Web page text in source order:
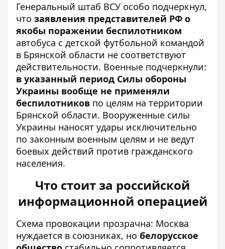
Генеральный штаб ВСУ особо подчеркнул,
что заявления представителей РФ о
якобы поражении беспилотником
автобуса с детской футбольной командой
в Брянской области не соответствуют
действительности. Военные подчеркнули:
в указанный период Силы обороны
Украины вообще не применяли
беспилотников по целям на территории
Брянской области. Вооруженные силы
Украины наносят удары исключительно
по законным военным целям и не ведут
боевых действий против гражданского
населения.
Что стоит за российской
информационной операцией
Схема провокации прозрачна: Москва
нуждается в союзниках, но белорусское